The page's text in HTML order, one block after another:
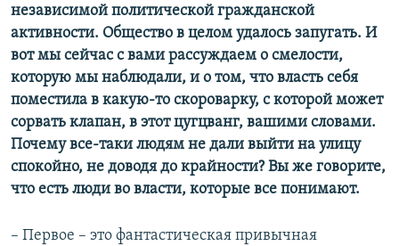
независимой политической гражданской
активности. Общество в целом удалось запугать. И
вот мы сейчас с вами рассуждаем о смелости,
которую мы наблюдали, и о том, что власть себя
поместила в какую-то скороварку, с которой может
сорвать клапан, в этот цугцванг, вашими словами.
Почему все-таки людям не дали выйти на улицу
спокойно, не доводя до крайности? Вы же говорите,
что есть люди во власти, которые все понимают.
– Первое – это фантастическая привычная